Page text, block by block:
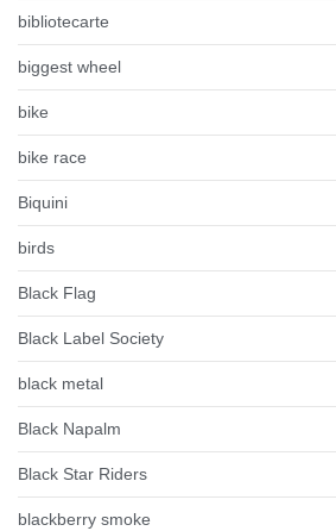
bibliotecarte
biggest wheel
bike
bike race
Biquini
birds
Black Flag
Black Label Society
black metal
Black Napalm
Black Star Riders
blackberry smoke